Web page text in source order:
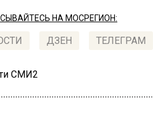
НА МОСРЕГИОН:
ДЗЕН ТЕЛЕГРАМ
СМИ2